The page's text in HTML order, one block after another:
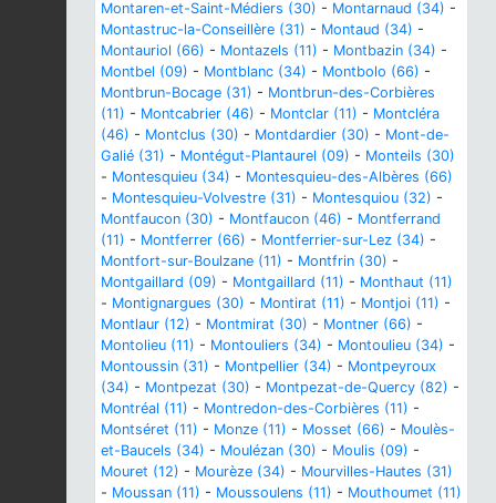
Montaren-et-Saint-Médiers (30) - Montarnaud (34) -
Montastruc-la-Conseillère (31) - Montaud (34) -
Montauriol (66) - Montazels (11) - Montbazin (34) -
Montbel (09) - Montblanc (34) - Montbolo (66) -
Montbrun-Bocage (31) - Montbrun-des-Corbières
(11) - Montcabrier (46) - Montclar (11) - Montcléra
(46) - Montclus (30) - Montdardier (30) - Mont-de-
Galié (31) - Montégut-Plantaurel (09) - Monteils (30)
- Montesquieu (34) - Montesquieu-des-Albères (66)
- Montesquieu-Volvestre (31) - Montesquiou (32) -
Montfaucon (30) - Montfaucon (46) - Montferrand
(11) - Montferrer (66) - Montferrier-sur-Lez (34) -
Montfort-sur-Boulzane (11) - Montfrin (30) -
Montgaillard (09) - Montgaillard (11) - Monthaut (11)
- Montignargues (30) - Montirat (11) - Montjoi (11) -
Montlaur (12) - Montmirat (30) - Montner (66) -
Montolieu (11) - Montouliers (34) - Montoulieu (34) -
Montoussin (31) - Montpellier (34) - Montpeyroux
(34) - Montpezat (30) - Montpezat-de-Quercy (82) -
Montréal (11) - Montredon-des-Corbières (11) -
Montséret (11) - Monze (11) - Mosset (66) - Moulès-
et-Baucels (34) - Moulézan (30) - Moulis (09) -
Mouret (12) - Mourèze (34) - Mourvilles-Hautes (31)
- Moussan (11) - Moussoulens (11) - Mouthoumet (11)